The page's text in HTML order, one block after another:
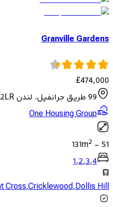
Granville Gardens
£474,000
99 طريق جرانفيل، لندن NW2 2LR
One Housing Group
51
-
131m2
1,2,3,4
Cross,Cricklewood,Dollis Hill